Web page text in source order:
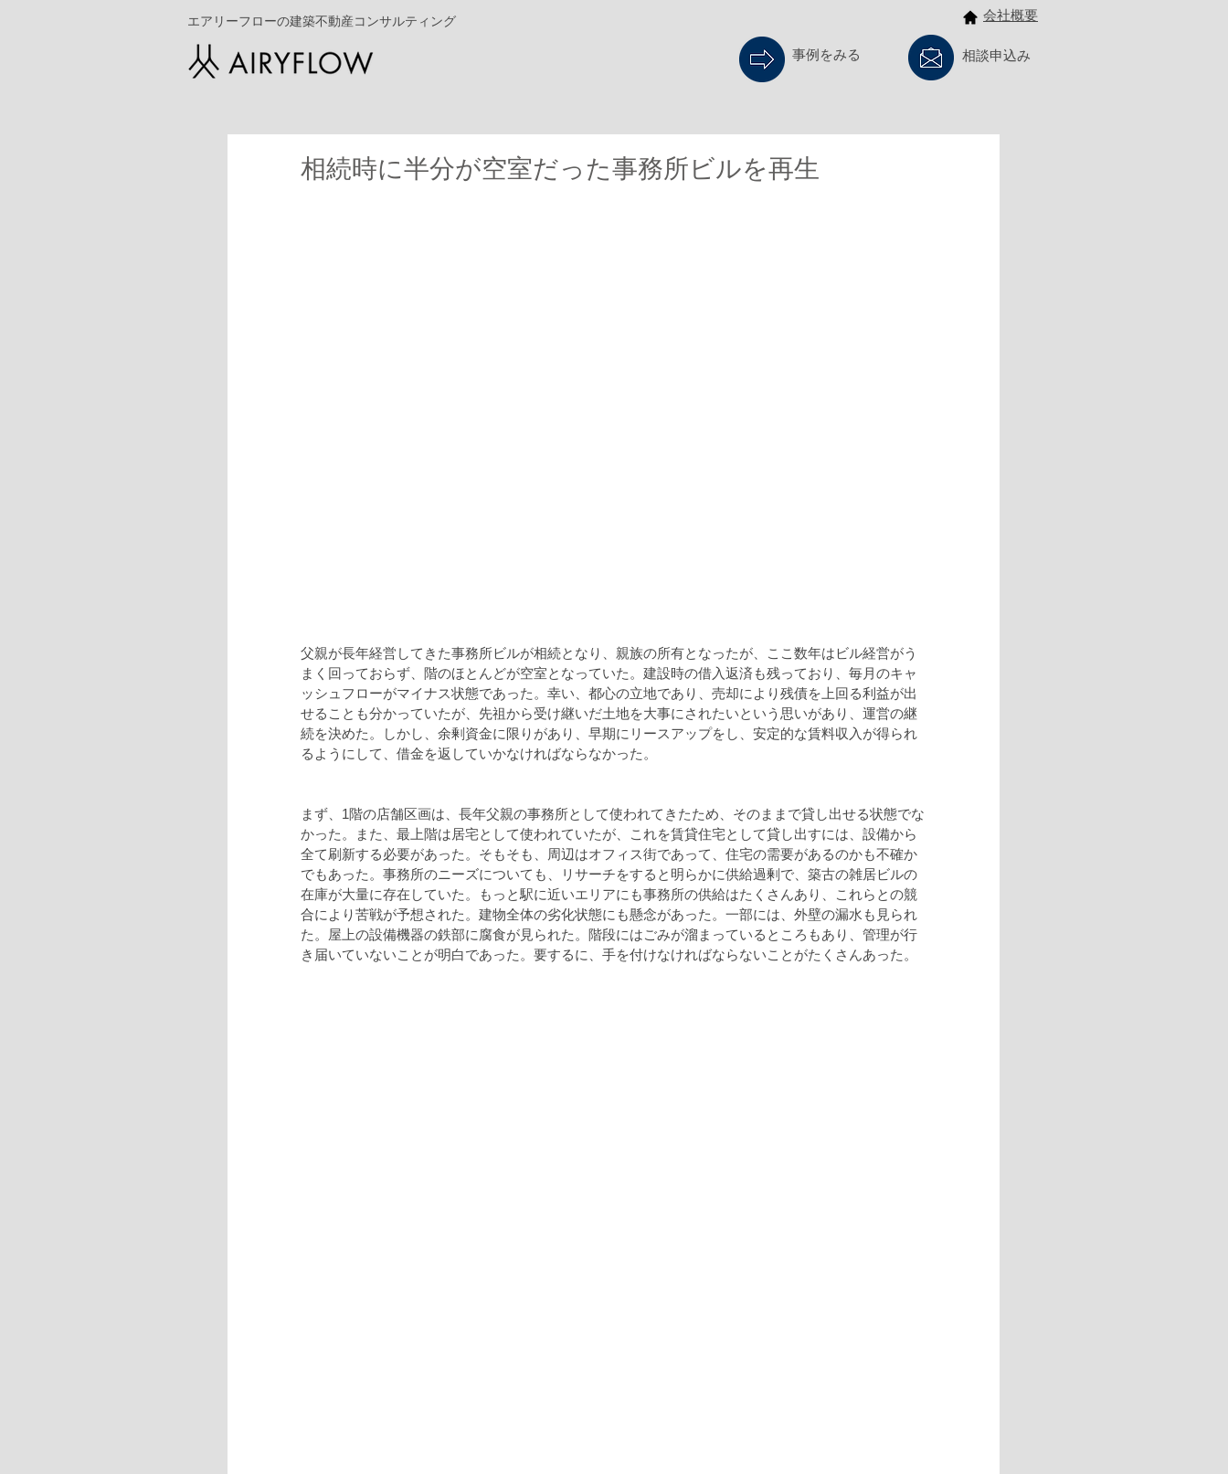
エアリーフローの建築不動産コンサルティング 会社概要
事例をみる 相談申込み
相続時に半分が空室だった事務所ビルを再生
父親が長年経営してきた事務所ビルが相続となり、親族の所有となったが、ここ数年はビル経営がう
まく回っておらず、階のほとんどが空室となっていた。建設時の借入返済も残っており、毎月のキャ
ッシュフローがマイナス状態であった。幸い、都心の立地であり、売却により残債を上回る利益が出
せることも分かっていたが、先祖から受け継いだ土地を大事にされたいという思いがあり、運営の継
続を決めた。しかし、余剰資金に限りがあり、早期にリースアップをし、安定的な賃料収入が得られ
るようにして、借金を返していかなければならなかった。
まず、1階の店舗区画は、長年父親の事務所として使われてきたため、そのままで貸し出せる状態でな
かった。また、最上階は居宅として使われていたが、これを賃貸住宅として貸し出すには、設備から
全て刷新する必要があった。そもそも、周辺はオフィス街であって、住宅の需要があるのかも不確か
でもあった。事務所のニーズについても、リサーチをすると明らかに供給過剰で、築古の雑居ビルの
在庫が大量に存在していた。もっと駅に近いエリアにも事務所の供給はたくさんあり、これらとの競
合により苦戦が予想された。建物全体の劣化状態にも懸念があった。一部には、外壁の漏水も見られ
た。屋上の設備機器の鉄部に腐食が見られた。階段にはごみが溜まっているところもあり、管理が行
き届いていないことが明白であった。要するに、手を付けなければならないことがたくさんあった。